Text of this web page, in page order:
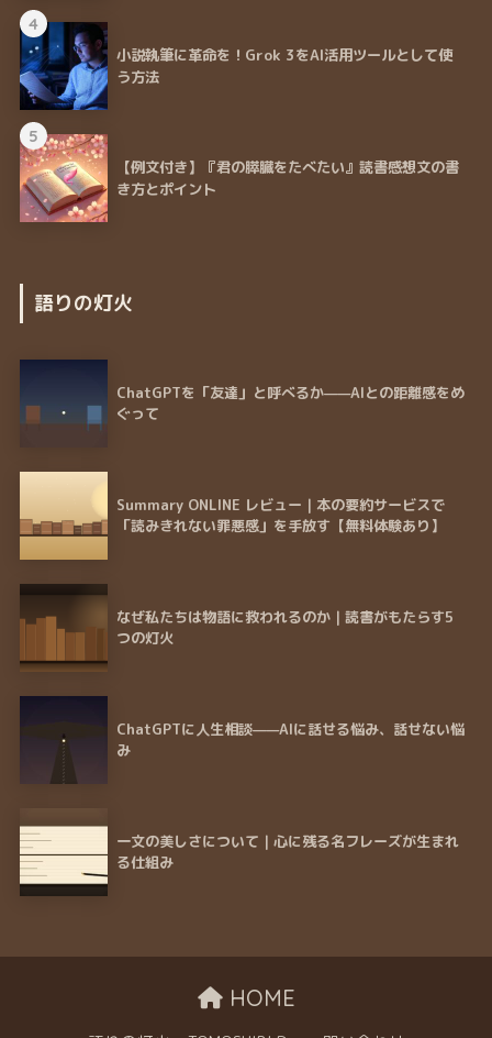
4
小説執筆に革命を！Grok 3をAI活用ツールとして使
う方法
5
【例文付き】『君の膵臓をたべたい』読書感想文の書
き方とポイント
語りの灯火
ChatGPTを「友達」と呼べるか——AIとの距離感をめ
ぐって
Summary ONLINE レビュー｜本の要約サービスで
「読みきれない罪悪感」を手放す【無料体験あり】
なぜ私たちは物語に救われるのか｜読書がもたらす5
つの灯火
ChatGPTに人生相談——AIに話せる悩み、話せない悩
み
一文の美しさについて｜心に残る名フレーズが生まれ
る仕組み
HOME